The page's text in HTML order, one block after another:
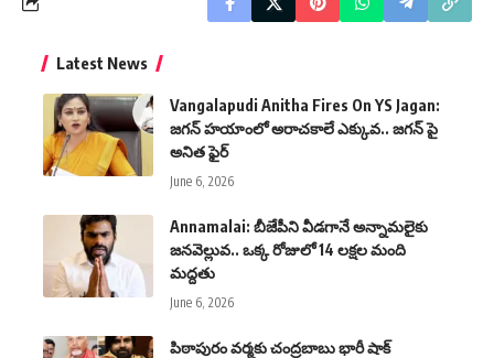
Latest News
Vangalapudi Anitha Fires On YS Jagan:
జగన్ హయాంలో అరాచకాలే ఎక్కువ.. జగన్ పై
అనిత ఫైర్
June 6, 2026
Annamalai: బీజేపీని వీడగానే అన్నామలైకు
జనవెల్లువ.. ఒక్క రోజులో 14 లక్షల మంది
మద్దతు
June 6, 2026
పిఠాపురం వ‌ర్మ‌కు చంద్రబాబు భారీ షాక్